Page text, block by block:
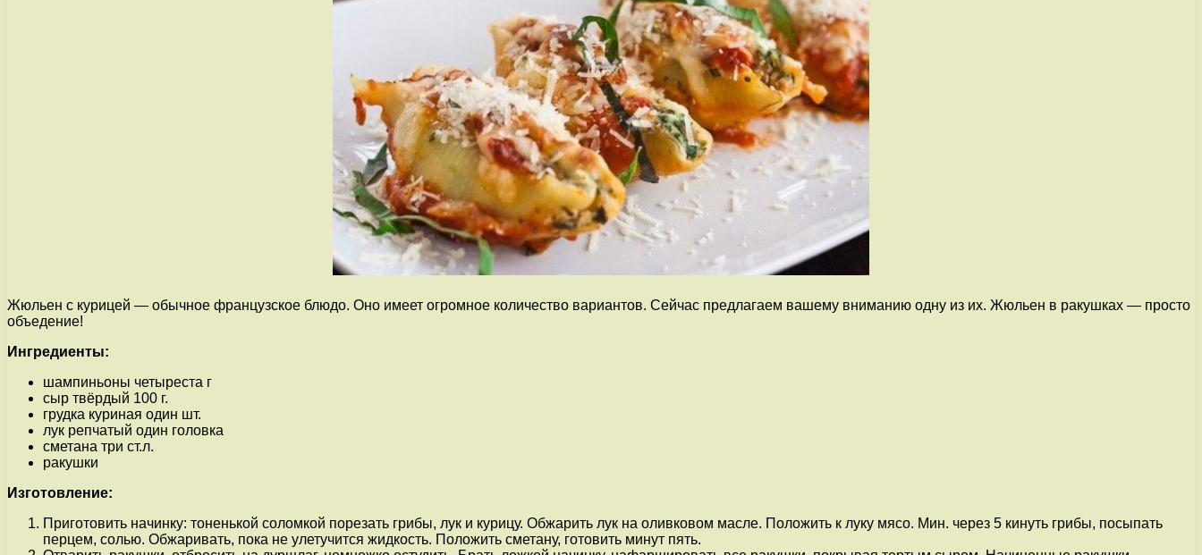
Жюльен с курицей — обычное французское блюдо. Оно имеет огромное количество вариантов. Сейчас предлагаем вашему вниманию одну из их. Жюльен в ракушках — просто
объедение!
Ингредиенты:
шампиньоны четыреста г
сыр твёрдый 100 г.
грудка куриная один шт.
лук репчатый один головка
сметана три ст.л.
ракушки
Изготовление:
Приготовить начинку: тоненькой соломкой порезать грибы, лук и курицу. Обжарить лук на оливковом масле. Положить к луку мясо. Мин. через 5 кинуть грибы, посыпать
перцем, солью. Обжаривать, пока не улетучится жидкость. Положить сметану, готовить минут пять.